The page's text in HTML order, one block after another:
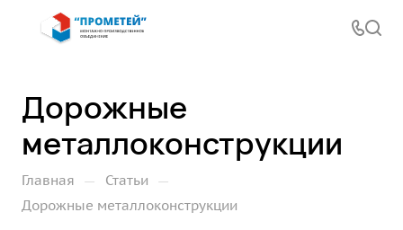
Дорожные
металлоконструкции
Главная — Статьи —
Дорожные металлоконструкции